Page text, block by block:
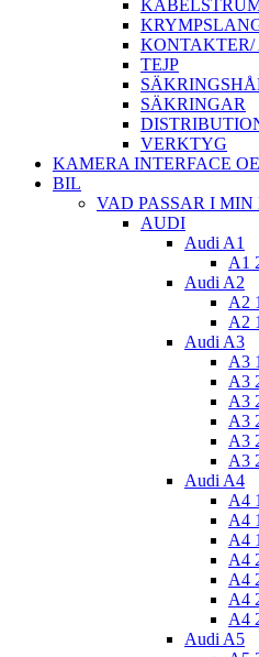
TEJP
SÄKRINGAR
VERKTYG
KAMERA INTERFACE
BIL
VAD PASSAR I MIN
AUDI
Audi A1
A1
Audi A2
A2
A2
Audi A3
A3
A3
A3
A3
A3
A3
Audi A4
A4
A4
A4
A4
A4
A4
A4
Audi A5